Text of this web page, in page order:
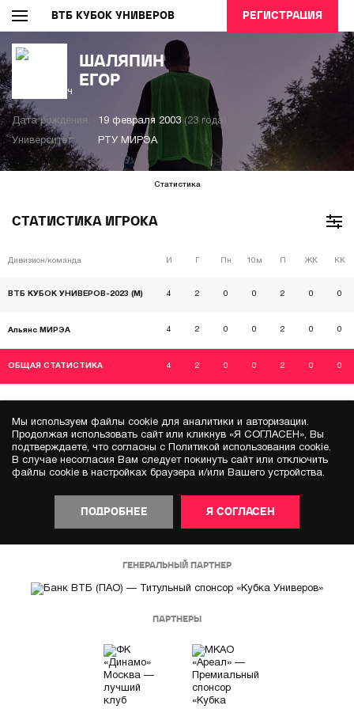
ВТБ КУБОК УНИВЕРОВ РЕГИСТРАЦИЯ
ШАЛЯПИН
ЕГОР
Дата рождения: 19 февраля 2003 (23 года)
Университет: РТУ МИРЭА
Статистика
СТАТИСТИКА ИГРОКА
Дивизион/команда И Пн 10м ЖК КК
ВТБ КУБОК УНИВЕРОВ-2023 (М) 4 2 0 0 2 0 0
Альянс МИРЭА 4 2 0 0 2 0 0
ОБЩАЯ СТАТИСТИКА 4 2 0 0 2 0 0
Мы используем файлы cookie для аналитики и авторизации.
Продолжая использовать сайт или кликнув «Я СОГЛАСЕН», Вы
подтверждаете, что согласны с Политикой использования cookie.
В случае несогласия Вам следует покинуть сайт или отключить
файлы cookie в настройках браузера и/или Вашего устройства.
ПОДРОБНЕЕ Я СОГЛАСЕН
ГЕНЕРАЛЬНЫЙ ПАРТНЕР
ПАРТНЕРЫ